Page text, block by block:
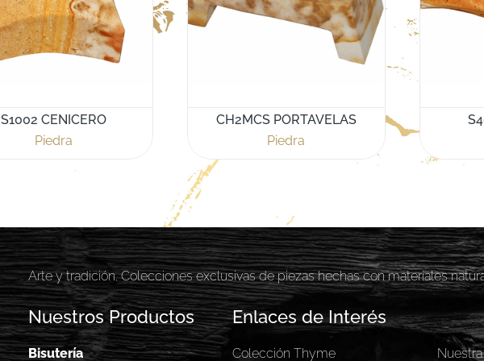
S1002 CENICERO
Piedra
CH2MCS PORTAVELAS
Piedra
Arte y tradición. Colecciones exclusivas de piezas hechas con materiales
Nuestros Productos
Bisutería
Enlaces de Interés
Colección Thyme